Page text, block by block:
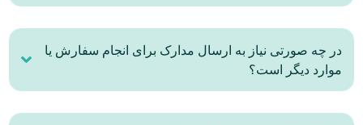
در چه صورتی نیاز به ارسال مدارک برای انجام سفارش یا
موارد دیگر است؟